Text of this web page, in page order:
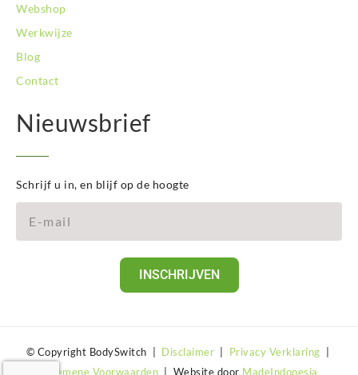
Webshop
Werkwijze
Blog
Contact
Nieuwsbrief
Schrijf u in, en blijf op de hoogte
INSCHRIJVEN
© Copyright BodySwitch | Disclaimer Privacy Verklaring
Algemene Voorwaarden | Website door MadeIndonesia